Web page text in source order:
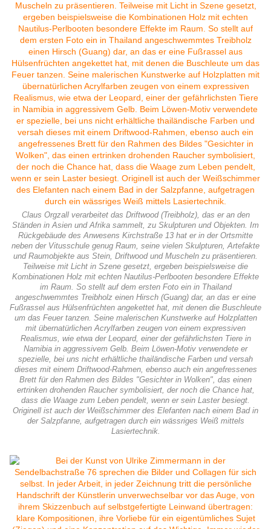
Claus Orgzall verarbeitet das Driftwood (Treibholz), das er an den
Ständen in Asien und Afrika sammelt, zu Skulpturen und Objekten. Im
Rückgebäude des Anwesens Kirchstraße 13 hat er in der Ortsmitte
neben der Vitusschule genug Raum, seine vielen Skulpturen, Artefakte
und Raumobjekte aus Stein, Driftwood und Muscheln zu präsentieren.
Teilweise mit Licht in Szene gesetzt, ergeben beispielsweise die
Kombinationen Holz mit echten Nautilus-Perlbooten besondere Effekte
im Raum. So stellt auf dem ersten Foto ein in Thailand
angeschwemmtes Treibholz einen Hirsch (Guang) dar, an das er eine
Fußrassel aus Hülsenfrüchten angekettet hat, mit denen die Buschleute
um das Feuer tanzen. Seine malerischen Kunstwerke auf Holzplatten
mit übernatürlichen Acrylfarben zeugen von einem expressiven
Realismus, wie etwa der Leopard, einer der gefährlichsten Tiere in
Namibia in aggressivem Gelb. Beim Löwen-Motiv verwendete er
spezielle, bei uns nicht erhältliche thailändische Farben und versah
dieses mit einem Driftwood-Rahmen, ebenso auch ein angefressenes
Brett für den Rahmen des Bildes "Gesichter in Wolken", das einen
ertrinken drohenden Raucher symbolisiert, der noch die Chance hat,
dass die Waage zum Leben pendelt, wenn er sein Laster besiegt.
Originell ist auch der Weißschimmer des Elefanten nach einem Bad in
der Salzpfanne, aufgetragen durch ein wässriges Weiß mittels
Lasiertechnik.